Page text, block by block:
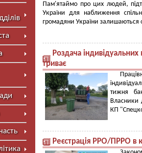
Пам'ятаймо про цих людей,
України для наближення
громадяни України залишаються
Роздача
триває
тижня
Власники
КП
Реєстрація РРО/ПРРО в